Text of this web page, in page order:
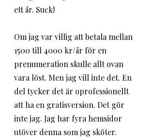
ett år. Suck!
Om jag var villig att betala mellan
1500 till 4000 kr/år för en
prenumeration skulle allt ovan
vara löst. Men jag vill inte det. En
del tycker det är oprofessionellt
att ha en gratisversion. Det gör
inte jag. Jag har fyra hemsidor
utöver denna som jag sköter.